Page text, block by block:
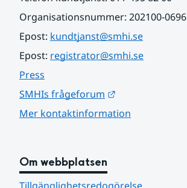
Organisationsnummer: 202100-0696
Epost: kundtjanst@smhi.se
Epost: registrator@smhi.se
Press
SMHIs frågeforum
Mer kontaktinformation
Om webbplatsen